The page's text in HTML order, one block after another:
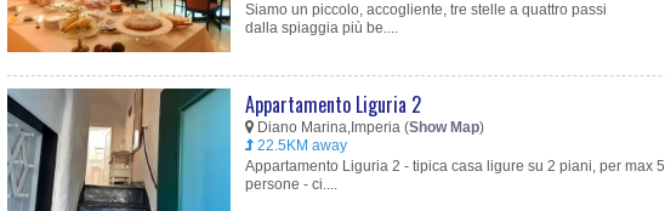
Siamo un piccolo, accogliente, tre stelle a quattro passi
dalla spiaggia più be....
Appartamento Liguria 2
Diano Marina,Imperia (Show Map)
22.5KM away
Appartamento Liguria 2 - tipica casa ligure su 2 piani, per max 5
persone - ci....